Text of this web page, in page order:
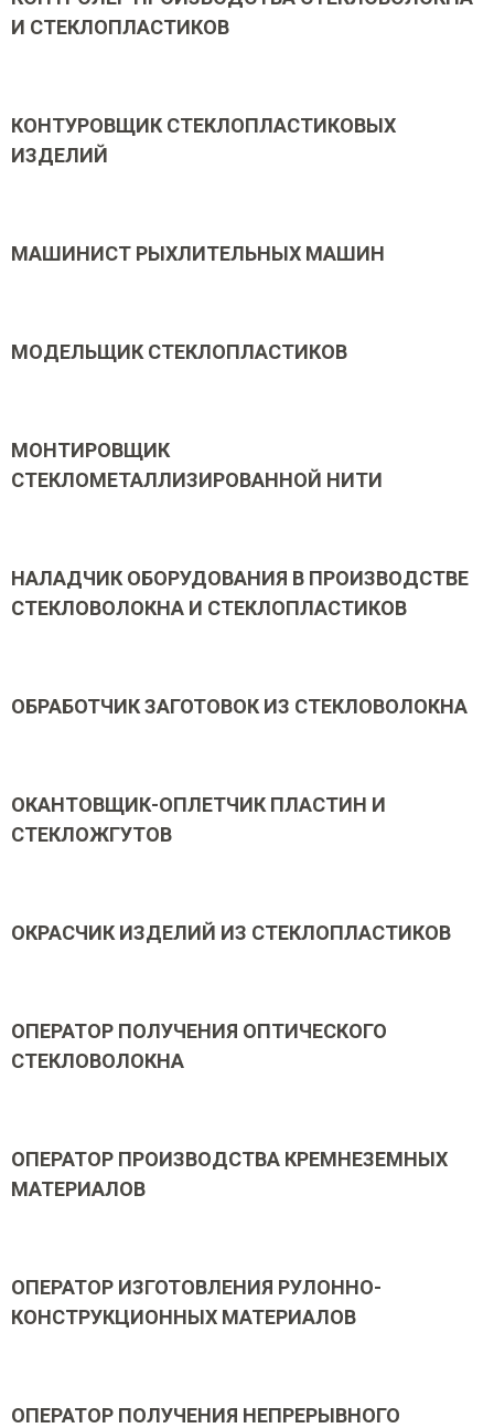
И СТЕКЛОПЛАСТИКОВ
КОНТУРОВЩИК СТЕКЛОПЛАСТИКОВЫХ
ИЗДЕЛИЙ
МАШИНИСТ РЫХЛИТЕЛЬНЫХ МАШИН
МОДЕЛЬЩИК СТЕКЛОПЛАСТИКОВ
МОНТИРОВЩИК
СТЕКЛОМЕТАЛЛИЗИРОВАННОЙ НИТИ
НАЛАДЧИК ОБОРУДОВАНИЯ В ПРОИЗВОДСТВЕ
СТЕКЛОВОЛОКНА И СТЕКЛОПЛАСТИКОВ
ОБРАБОТЧИК ЗАГОТОВОК ИЗ СТЕКЛОВОЛОКНА
ОКАНТОВЩИК-ОПЛЕТЧИК ПЛАСТИН И
СТЕКЛОЖГУТОВ
ОКРАСЧИК ИЗДЕЛИЙ ИЗ СТЕКЛОПЛАСТИКОВ
ОПЕРАТОР ПОЛУЧЕНИЯ ОПТИЧЕСКОГО
СТЕКЛОВОЛОКНА
ОПЕРАТОР ПРОИЗВОДСТВА КРЕМНЕЗЕМНЫХ
МАТЕРИАЛОВ
ОПЕРАТОР ИЗГОТОВЛЕНИЯ РУЛОННО-
КОНСТРУКЦИОННЫХ МАТЕРИАЛОВ
ОПЕРАТОР ПОЛУЧЕНИЯ НЕПРЕРЫВНОГО